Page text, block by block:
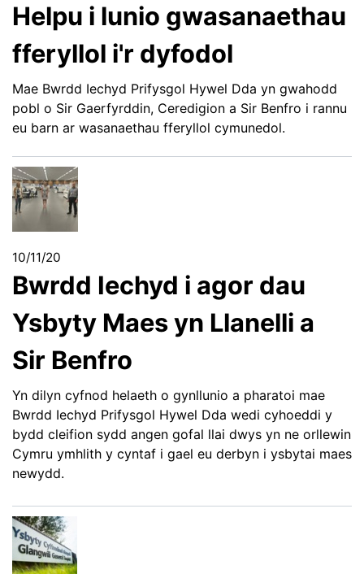
Helpu i lunio gwasanaethau
fferyllol i'r dyfodol
Mae Bwrdd Iechyd Prifysgol Hywel Dda yn gwahodd
pobl o Sir Gaerfyrddin, Ceredigion a Sir Benfro i rannu
eu barn ar wasanaethau fferyllol cymunedol.
10/11/20
Bwrdd Iechyd i agor dau
Ysbyty Maes yn Llanelli a
Sir Benfro
Yn dilyn cyfnod helaeth o gynllunio a pharatoi mae
Bwrdd Iechyd Prifysgol Hywel Dda wedi cyhoeddi y
bydd cleifion sydd angen gofal llai dwys yn ne orllewin
Cymru ymhlith y cyntaf i gael eu derbyn i ysbytai maes
newydd.